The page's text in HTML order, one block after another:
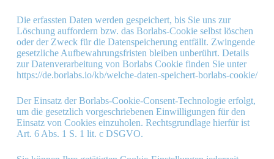
Die erfassten Daten werden gespeichert, bis Sie uns zur
Löschung auffordern bzw. das Borlabs-Cookie selbst löschen
oder der Zweck für die Datenspeicherung entfällt. Zwingende
gesetzliche Aufbewahrungsfristen bleiben unberührt. Details
zur Datenverarbeitung von Borlabs Cookie finden Sie unter
https://de.borlabs.io/kb/welche-daten-speichert-borlabs-cookie/
Der Einsatz der Borlabs-Cookie-Consent-Technologie erfolgt,
um die gesetzlich vorgeschriebenen Einwilligungen für den
Einsatz von Cookies einzuholen. Rechtsgrundlage hierfür ist
Art. 6 Abs. 1 S. 1 lit. c DSGVO.